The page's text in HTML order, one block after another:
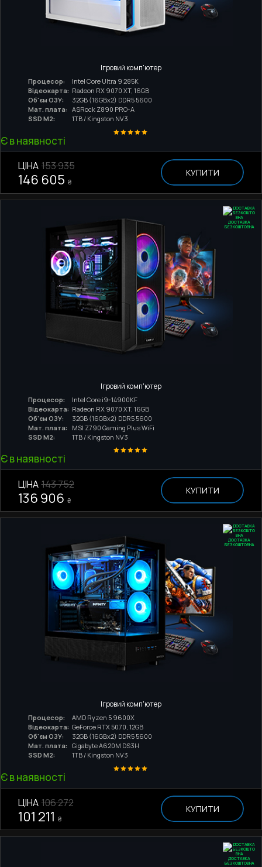
Ігровий комп'ютер
Процесор:
Intel Core Ultra 9 285K
Відеокарта: Radeon RX 9070 XT, 16GB
Об'єм ОЗУ:
32GB (16GBx2) DDR5 5600
Мат. плата:
ASRock Z890 PRO-A
SSD M2:
1TB / Kingston NV3
Є в наявності
ЦІНА 153 935
146 605 ₴
КУПИТИ
ДОСТАВКА
БЕЗКОШТОВНА
Ігровий комп'ютер
Процесор:
Intel Core i9-14900KF
Відеокарта: Radeon RX 9070 XT, 16GB
Об'єм ОЗУ:
32GB (16GBx2) DDR5 5600
Мат. плата:
MSI Z790 Gaming Plus WiFi
SSD M2:
1TB / Kingston NV3
Є в наявності
ЦІНА 143 752
136 906 ₴
КУПИТИ
ДОСТАВКА
БЕЗКОШТОВНА
Ігровий комп'ютер
Процесор:
AMD Ryzen 5 9600X
Відеокарта: GeForce RTX 5070, 12GB
Об'єм ОЗУ:
32GB (16GBx2) DDR5 5600
Мат. плата:
Gigabyte A620M DS3H
SSD M2:
1TB / Kingston NV3
Є в наявності
ЦІНА 106 272
101 211 ₴
КУПИТИ
ДОСТАВКА
БЕЗКОШТОВНА